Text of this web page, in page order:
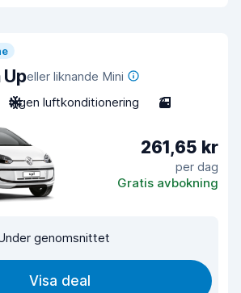
eller liknande Mini
Ingen luftkonditionering 3
261,65 kr
per dag
Gratis avbokning
genomsnittet
Visa deal